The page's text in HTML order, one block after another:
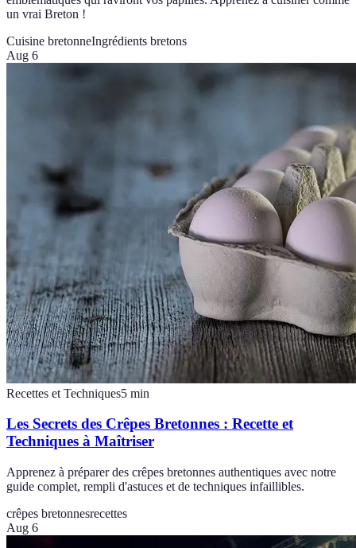
un vrai Breton !
Cuisine bretonneIngrédients bretons
Aug 6
Recettes et Techniques5 min
Les Secrets des Crêpes Bretonnes : Recette et
Techniques à Maîtriser
Apprenez à préparer des crêpes bretonnes authentiques avec notre
guide complet, rempli d'astuces et de techniques infaillibles.
crêpes bretonnesrecettes
Aug 6